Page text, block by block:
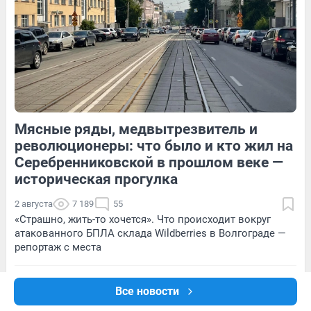
Все новости
20 Обсудить 274 2
13
Мясные ряды, медвытрезвитель и
революционеры: что было и кто жил на
Серебренниковской в прошлом веке —
историческая прогулка
2 августа 7 189 55
«Страшно, жить-то хочется». Что происходит вокруг
атакованного БПЛА склада Wildberries в Волгограде —
репортаж с места
Секрет колючего деликатеса: что мы на самом деле
едим под видом икры морского ежа — репортаж с